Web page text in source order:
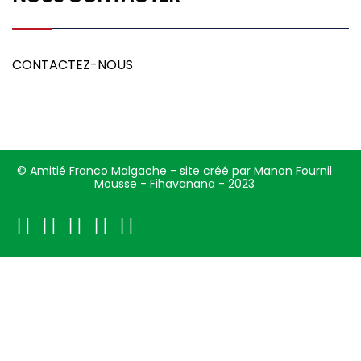
CONTACTEZ-NOUS
© Amitié Franco Malgache - site créé par Manon Fournil
Mousse - Fihavanana - 2023